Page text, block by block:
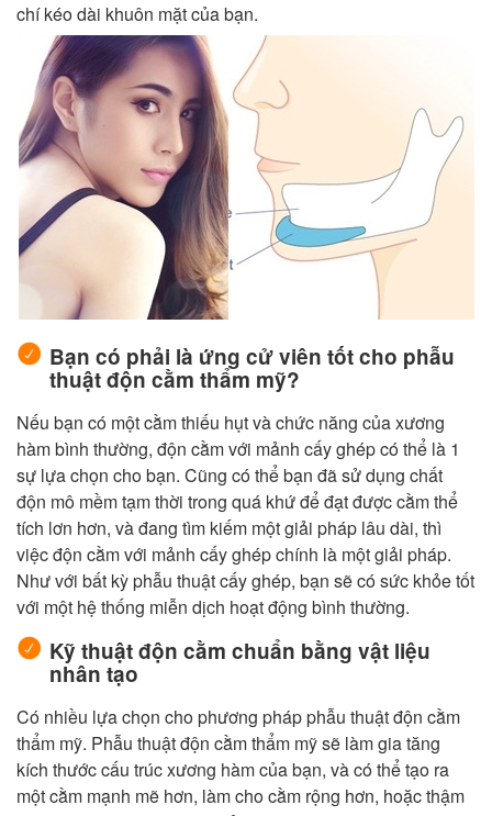
chí kéo dài khuôn mặt của bạn.
Bạn có phải là ứng cử viên tốt cho phẫu
thuật độn cằm thẩm mỹ?
Nếu bạn có một cằm thiếu hụt và chức năng của xương
hàm bình thường, độn cằm với mảnh cấy ghép có thể là 1
sự lựa chọn cho bạn. Cũng có thể bạn đã sử dụng chất
độn mô mềm tạm thời trong quá khứ để đạt được cằm thể
tích lơn hơn, và đang tìm kiếm một giải pháp lâu dài, thì
việc độn cằm với mảnh cấy ghép chính là một giải pháp.
Như với bất kỳ phẫu thuật cấy ghép, bạn sẽ có sức khỏe tốt
với một hệ thống miễn dịch hoạt động bình thường.
Kỹ thuậtđộn cằm chuẩn bằng vật liệu
nhân tạo
Có nhiều lựa chọn cho phương pháp phẫu thuật độn cằm
thẩm mỹ. Phẫu thuật độn cằm thẩm mỹ sẽ làm gia tăng
kích thước cấu trúc xương hàm của bạn, và có thể tạo ra
một cằm mạnh mẽ hơn, làm cho cằm rộng hơn, hoặc thậm